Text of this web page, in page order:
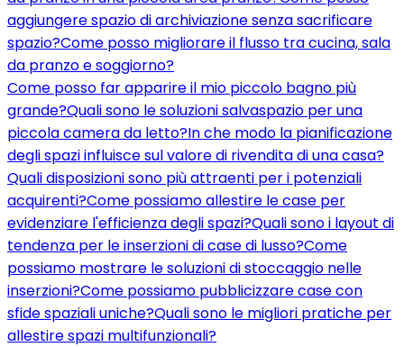
aggiungere spazio di archiviazione senza sacrificare
spazio?Come posso migliorare il flusso tra cucina, sala
da pranzo e soggiorno?
Come posso far apparire il mio piccolo bagno più
grande?Quali sono le soluzioni salvaspazio per una
piccola camera da letto?In che modo la pianificazione
degli spazi influisce sul valore di rivendita di una casa?
Quali disposizioni sono più attraenti per i potenziali
acquirenti?Come possiamo allestire le case per
evidenziare l'efficienza degli spazi?Quali sono i layout di
tendenza per le inserzioni di case di lusso?Come
possiamo mostrare le soluzioni di stoccaggio nelle
inserzioni?Come possiamo pubblicizzare case con
sfide spaziali uniche?Quali sono le migliori pratiche per
allestire spazi multifunzionali?